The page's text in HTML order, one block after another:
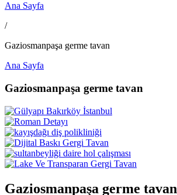
Ana Sayfa
/
Gaziosmanpaşa germe tavan
Ana Sayfa
Gaziosmanpaşa germe tavan
Gaziosmanpaşa germe tavan